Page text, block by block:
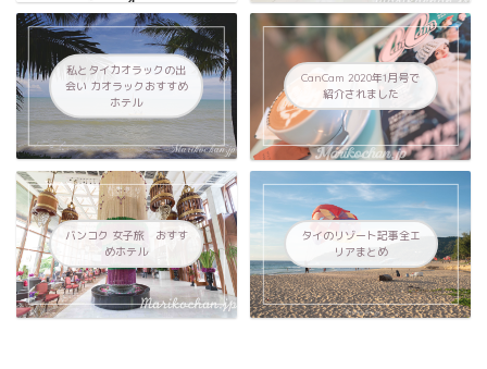
私とタイカオラックの出
会い カオラックおすすめ
ホテル
CanCam 2020年1月号で
紹介されました
バンコク 女子旅 おすす
めホテル
タイのリゾート記事全エ
リアまとめ